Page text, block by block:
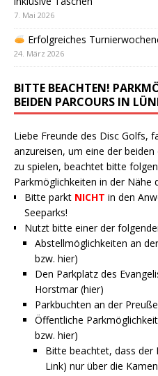
7. Mai 2026
Erfolgreiches
24. März 2026
BITTE BEACHTEN!
BEIDEN PARCOURS IN
Liebe Freunde des Disc Golfs,
anzureisen, um eine der
zu spielen, beachtet bitte
Parkmöglichkeiten in der Nähe
Bitte parkt NICHT in den
Seeparks!
Nutzt bitte einer der
Abstellmöglichkeiten an
bzw. hier)
Den Parkplatz des
Horstmar (hier)
Parkbuchten an der
Öffentliche
bzw. hier)
Bitte beachtet, dass der
Link) nur über die